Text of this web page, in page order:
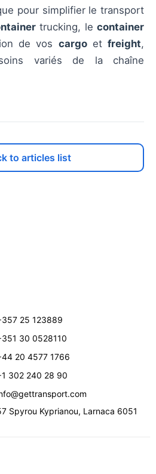
pour simplifier le transport
trucking, le container
de vos cargoet freight,
variés de la chaîne
to articles list
25 123889
30 0528110
20 4577 1766
302 240 28 90
Spyrou Kyprianou, Larnaca 6051